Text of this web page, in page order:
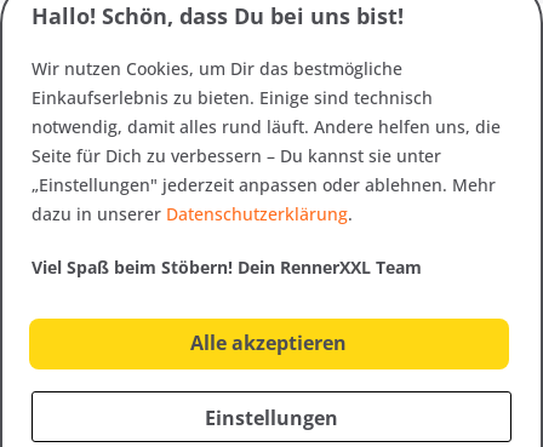
Hallo! Schön, dass Du bei uns bist!
Wir nutzen Cookies, um Dir das bestmögliche
Einkaufserlebnis zu bieten. Einige sind technisch
notwendig, damit alles rund läuft. Andere helfen uns, die
Seite für Dich zu verbessern – Du kannst sie unter
„Einstellungen" jederzeit anpassen oder ablehnen. Mehr
dazu in unserer Datenschutzerklärung.
Viel Spaß beim Stöbern! Dein RennerXXL Team
Alle akzeptieren
Einstellungen